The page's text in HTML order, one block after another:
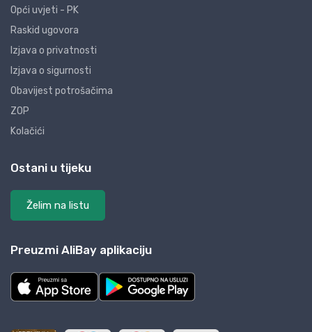
Opći uvjeti - PK
Raskid ugovora
Izjava o privatnosti
Izjava o sigurnosti
Obavijest potrošačima
ZOP
Kolačići
Ostani u tijeku
Želim na listu
Preuzmi AliBay aplikaciju